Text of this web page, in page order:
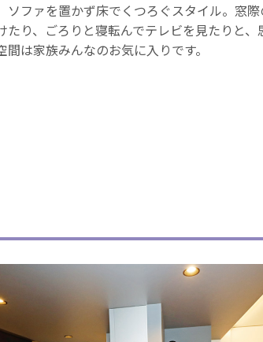
ソファを置かず床でくつろぐスタイル。窓
たり、ごろりと寝転んでテレビを見たりと、
間は家族みんなのお気に入りです。